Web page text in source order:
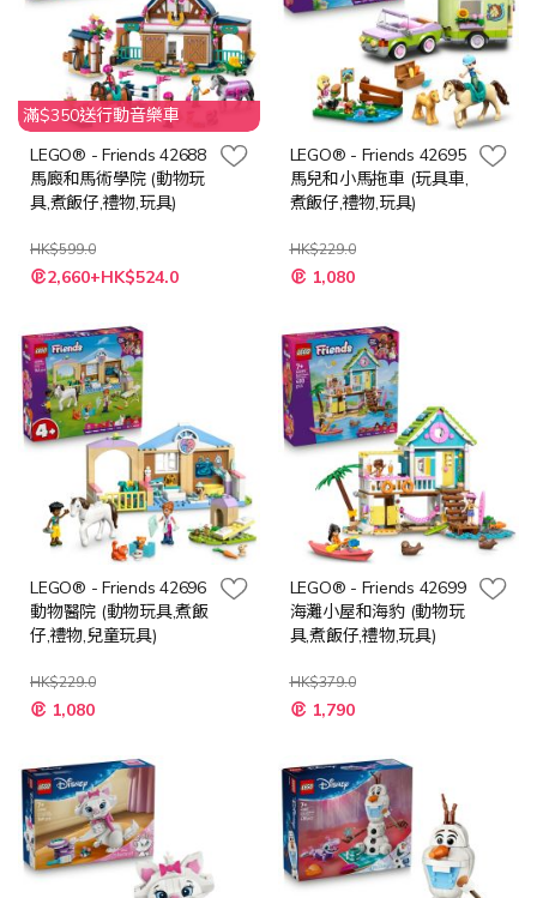
滿$350送行動音樂車
LEGO® - Friends 42688
馬廄和馬術學院 (動物玩
具,煮飯仔,禮物,玩具)
HK$599.0
特
殊 2,660+HK$524.0
LEGO® - Friends 42695
馬兒和小馬拖車 (玩具車,
煮飯仔,禮物,玩具)
HK$229.0
特
殊 1,080
LEGO® - Friends 42696
動物醫院 (動物玩具,煮飯
仔,禮物,兒童玩具)
HK$229.0
特
殊 1,080
LEGO® - Friends 42699
海灘小屋和海豹 (動物玩
具,煮飯仔,禮物,玩具)
HK$379.0
特
殊 1,790